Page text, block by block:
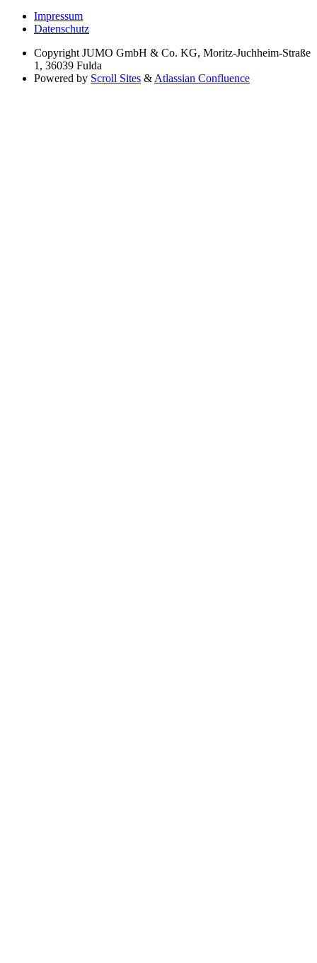
Impressum
Datenschutz
Copyright JUMO GmbH & Co. KG, Moritz-Juchheim-Straße
1, 36039 Fulda
Powered by Scroll Sites & Atlassian Confluence